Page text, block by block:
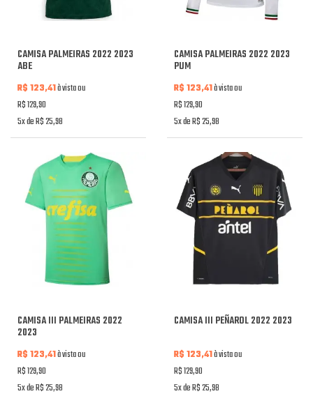
CAMISA PALMEIRAS 2022 2023
ABE
R$ 123,41à vista ou
R$ 129,90
5x de R$ 25,98
CAMISA PALMEIRAS 2022 2023
PUM
R$ 123,41à vista ou
R$ 129,90
5x de R$ 25,98
CAMISA III PALMEIRAS 2022
2023
R$ 123,41à vista ou
R$ 129,90
5x de R$ 25,98
CAMISA III PEÑAROL 2022 2023
R$ 123,41à vista ou
R$ 129,90
5x de R$ 25,98